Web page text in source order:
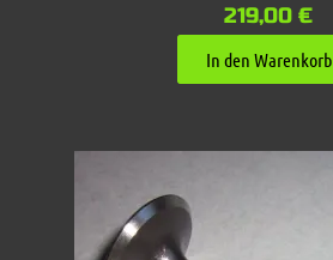
219,00 €
In den Warenkorb